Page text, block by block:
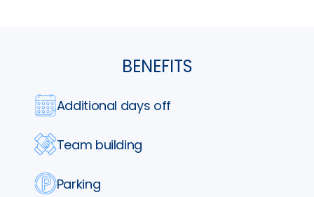
BENEFITS
Additional days off
Team building
Parking